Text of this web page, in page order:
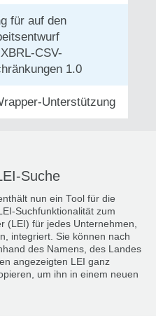
für auf den
CSV-
1.0
Unterstützung
Suche
nun ein Tool für die
Suchfunktionalität zum
(LEI) für jedes Unternehmen,
integriert. Sie können nach
des Namens, des Landes
angezeigten LEI ganz
um ihn in einem neuen